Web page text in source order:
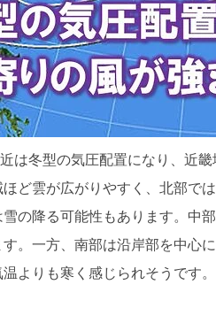
は冬型の気圧配置になり、近
ど雲が広がりやすく、北部で
の降る可能性もあります。中
。一方、南部は沿岸部を中心
よりも寒く感じられそうです。